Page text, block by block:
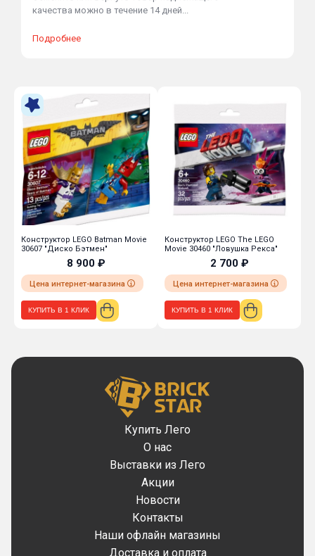
качества можно в течение 14 дней...
Подробнее
Конструктор LEGO Batman Movie
30607 "Диско Бэтмен"
8 900 ₽
Цена интернет-магазина
КУПИТЬ В 1 КЛИК
Конструктор LEGO The LEGO
Movie 30460 "Ловушка Рекса"
2 700 ₽
Цена интернет-магазина
КУПИТЬ В 1 КЛИК
Купить Лего
О нас
Выставки из Лего
Акции
Новости
Контакты
Наши офлайн магазины
Доставка и оплата